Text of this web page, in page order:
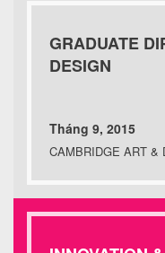
GRADUATE
DESIGN
Tháng 9, 2015
CAMBRIDGE ART &